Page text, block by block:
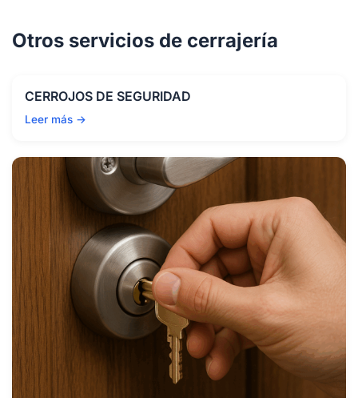
Otros servicios de cerrajería
CERROJOS DE SEGURIDAD
Leer más →